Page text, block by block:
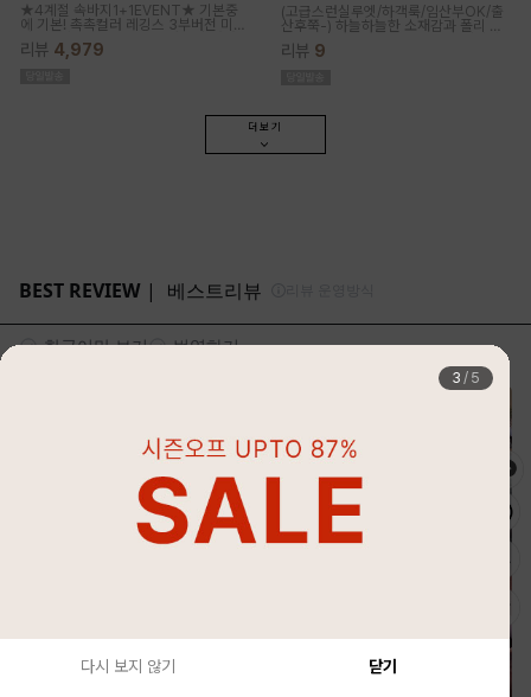
★4계절 속바지1+1EVENT★ 기본중
에 기본! 촉촉컬러 레깅스 3부버전 미니
원피스나 스커트안에 쏙~사계절 내내
필수템인 3부 속바지쫀쫀한 신축성으로
리뷰 4,979
(고급스런실루엣/하객룩/임산부OK/출
산후쭉-) 하늘하늘한 소재감과 폴리 원
단의 부드러운 터치감으로 걸을때마다
우아하고 A라인으로 롱하게 떨어지는
리뷰 9
더보기
4 / 5
다시 보지 않기 닫기